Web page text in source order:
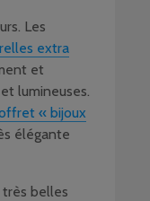
Les
extra
et
lumineuses.
« bijoux
élégante
belles